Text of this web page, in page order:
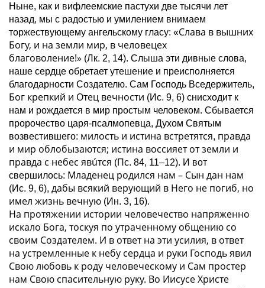
Ныне, как и вифлеемские пастухи две тысячи лет
назад, мы с радостью и умилением внимаем
торжествующему ангельскому гласу: «Слава в вышних
Богу, и на земли мир, в человецех
благоволение!» (Лк. 2, 14). Слыша эти дивные слова,
наше сердце обретает утешение и преисполняется
благодарности Создателю. Сам Господь Вседержитель,
Бог крепкий и Отец вечности (Ис. 9, 6) снисходит к
нам и рождается в мир простым человеком. Сбывается
пророчество царя-псалмопевца, Духом Святым
возвестившего: милость и истина встретятся, правда
и мир облобызаются; истина воссияет от земли и
правда с небес явúтся (Пс. 84, 11–12). И вот
свершилось: Младенец родился нам – Сын дан нам
(Ис. 9, 6), дабы всякий верующий в Него не погиб, но
имел жизнь вечную (Ин. 3, 16).
На протяжении истории человечество напряженно
искало Бога, тоскуя по утраченному общению со
своим Создателем. И в ответ на эти усилия, в ответ
на устремленные к небу сердца и руки Господь явил
Свою любовь к роду человеческому и Сам простер
нам Свою спасительную руку. Во Иисусе Христе